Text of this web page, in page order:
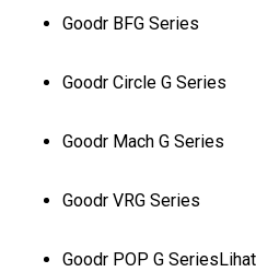
Goodr BFG Series
Goodr Circle G Series
Goodr Mach G Series
Goodr VRG Series
Goodr POP G